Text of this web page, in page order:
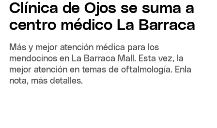
Clínica de Ojos se suma a
centro médico La Barraca
Más y mejor atención médica para los
mendocinos en La Barraca Mall. Esta vez, la
mejor atención en temas de oftalmología. Enla
nota, más detalles.